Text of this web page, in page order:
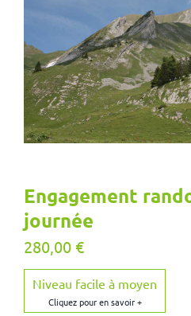
Engagement
journée
280,00 €
Niveau facile à moyen